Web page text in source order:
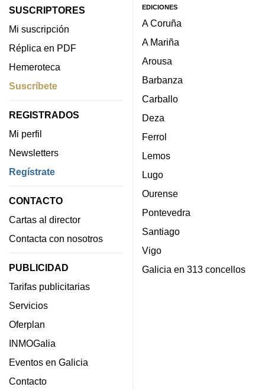
SUSCRIPTORES
Mi suscripción
Réplica en PDF
Hemeroteca
Suscríbete
REGISTRADOS
Mi perfil
Newsletters
Regístrate
CONTACTO
Cartas al director
Contacta con nosotros
PUBLICIDAD
Tarifas publicitarias
Servicios
Oferplan
INMOGalia
Eventos en Galicia
Contacto
EDICIONES
A Coruña
A Mariña
Arousa
Barbanza
Carballo
Deza
Ferrol
Lemos
Lugo
Ourense
Pontevedra
Santiago
Vigo
Galicia en 313 concellos